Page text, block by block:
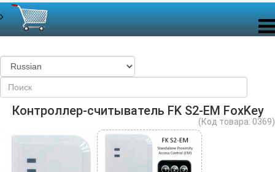
Контроллер-считыватель FK S2-EM FoxKey
(Код товара: 0369)